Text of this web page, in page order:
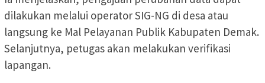
dilakukan melalui operator SIG-NG di desa atau
langsung ke Mal Pelayanan Publik Kabupaten Demak.
Selanjutnya, petugas akan melakukan verifikasi
lapangan.